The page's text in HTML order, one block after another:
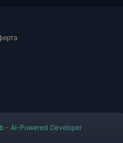
- AI-Powered Developer